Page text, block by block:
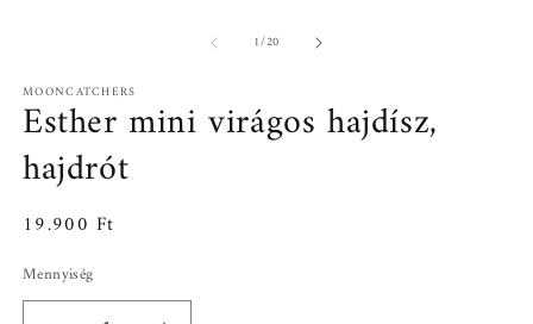
1//20
MOONCATCHERS
Esther mini virágos hajdísz,
hajdrót
Normál
19.900 Ft
Mennyiség